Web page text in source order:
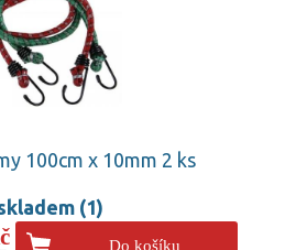
100cm x 10mm 2 ks
(1)
Do košíku